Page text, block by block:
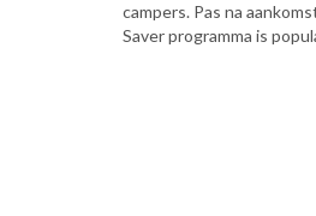
campers. Pas na
Saver programma is